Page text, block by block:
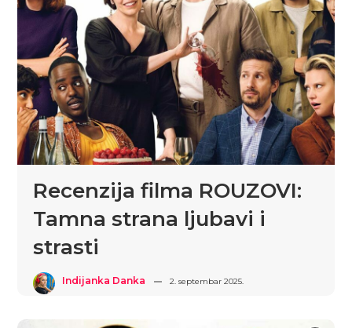
Recenzija filma ROUZOVI:
Tamna strana ljubavi i
strasti
Indijanka Danka 2. septembar 2025.